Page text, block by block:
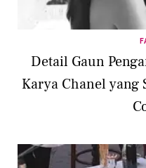
Detail Gaun
Karya Chanel yang